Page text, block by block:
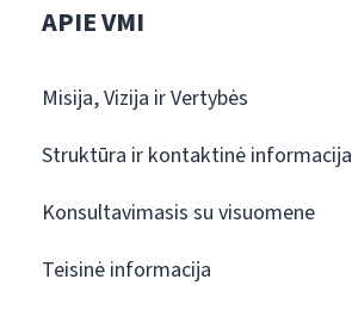
APIE VMI
Misija, Vizija ir Vertybės
Struktūra ir kontaktinė informacija
Konsultavimasis su visuomene
Teisinė informacija